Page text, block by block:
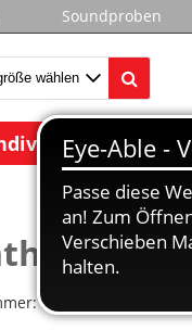
Soundproben
Modelle
ET47232-10